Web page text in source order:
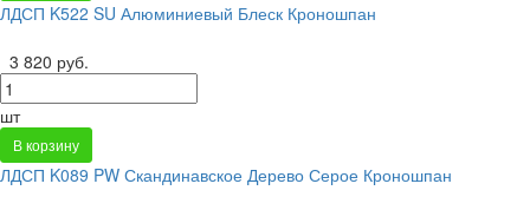
ЛДСП K522 SU Алюминиевый Блеск Кроношпан
3 820 руб.
шт
В корзину
ЛДСП K089 PW Скандинавское Дерево Серое Кроношпан